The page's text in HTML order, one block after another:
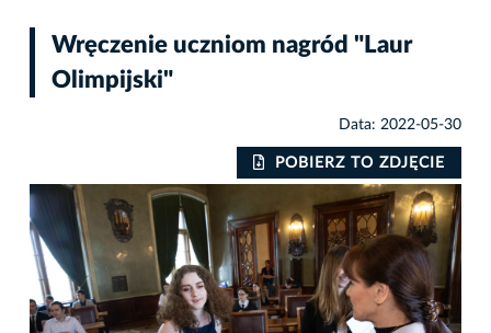
Wręczenie uczniom nagród "Laur
Olimpijski"
Data: 2022-05-30
POBIERZ TO ZDJĘCIE